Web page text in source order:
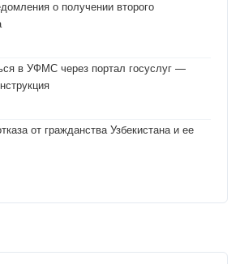
о получении второго
в УФМС через портал госуслуг —
от гражданства Узбекистана и ее